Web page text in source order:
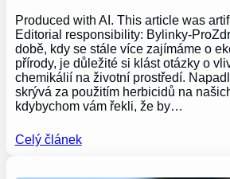
Produced with AI. This article was
Editorial responsibility: Bylinky-
době, kdy se stále více zajímáme o
přírody, je důležité si klást otázky o
chemikálií na životní prostředí.
skrývá za použitím herbicidů na
kdybychom vám řekli, že by…
Celý článek